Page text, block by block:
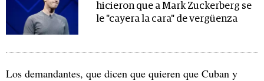
hicieron que a Mark Zuckerberg se
le "cayera la cara" de vergüenza
Los demandantes, que dicen que quieren que Cuban y